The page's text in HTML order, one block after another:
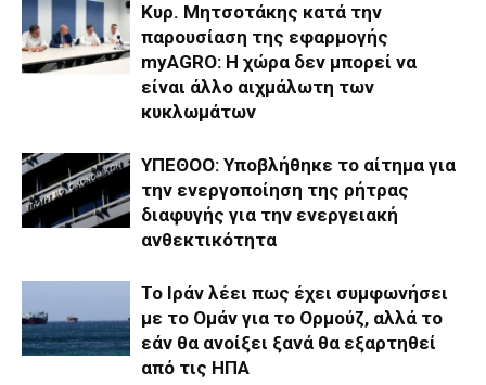
Κυρ. Μητσοτάκης κατά την
παρουσίαση της εφαρμογής
myAGRO: Η χώρα δεν μπορεί να
είναι άλλο αιχμάλωτη των
κυκλωμάτων
ΥΠΕΘΟΟ: Υποβλήθηκε το αίτημα για
την ενεργοποίηση της ρήτρας
διαφυγής για την ενεργειακή
ανθεκτικότητα
Το Ιράν λέει πως έχει συμφωνήσει
με το Ομάν για το Ορμούζ, αλλά το
εάν θα ανοίξει ξανά θα εξαρτηθεί
από τις ΗΠΑ